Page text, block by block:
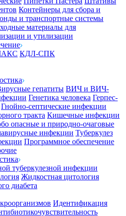
Контейнеры для сбора и
и транспортные системы
материалы для
и утилизации
КДЛ-СПК
гепатиты ВИЧ и ВИЧ-
Генетика человека Герпес-
Гнойно-септические инфекции
тракта Кишечные инфекции
опасные и природно-очаговые
инфекции Туберкулез
Программное обеспечение
туберкулезной инфекции
Жидкостная цитология
диабета
Идентификация